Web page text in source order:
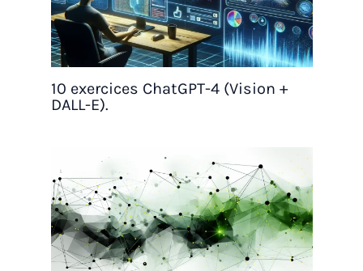
10 exercices ChatGPT-4 (Vision +
DALL-E).